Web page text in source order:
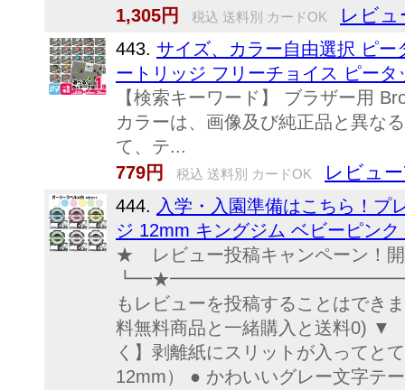
1,305円
税込 送料別 カードOK レビュ
443. サイズ、カラー自由選択 ピ
ートリッジ フリーチョイス ピー
【検索キーワード】 ブラザー用
カラーは、画像及び純正品と異な
て、テ...
779円
税込 送料別 カードOK レビュ
444. 入学・入園準備はこちら！
ジ 12mm キングジム ベビーピン
★ レビュー投稿キャン
┗━★━━━━━━━━━━━━━━━━━━┗━☆
もレビューを投稿することはでき
料無料商品と一緒購入と送料0) ▼
く】剥離紙にスリットが入ってと
12mm） ● かわいいグレー文字テ